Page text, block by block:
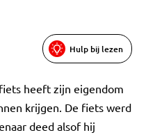
Hulp bij lezen
heeft zijn eigendom
krijgen. De fiets werd
deed alsof hij